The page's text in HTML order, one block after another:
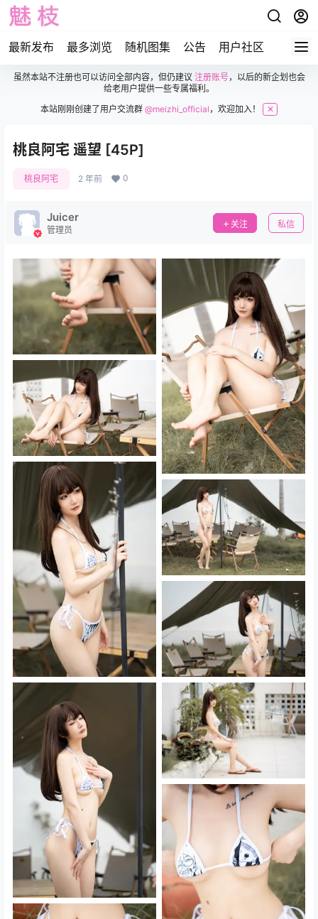
最新发布 最多浏览 随机图集 公告 用户社区
虽然本站不注册也可以访问全部内容，但仍建议 注册账号，以后的新企划也会
给老用户提供一些专属福利。
本站刚刚创建了用户交流群@meizhi_official ，欢迎加入！ ✕
桃良阿宅 遥望 [45P]
桃良阿宅 2 年前 0
Juicer
管理员
关注 私信